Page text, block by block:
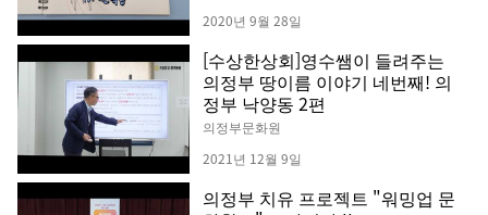
2020년 9월 28일
[수상한상회]영수쌤이 들려주는
의정부 땅이름 이야기 네번째! 의
정부 낙양동 2편
의정부문화원
2021년 12월 9일
의정부 치유 프로젝트 "워밍업 문